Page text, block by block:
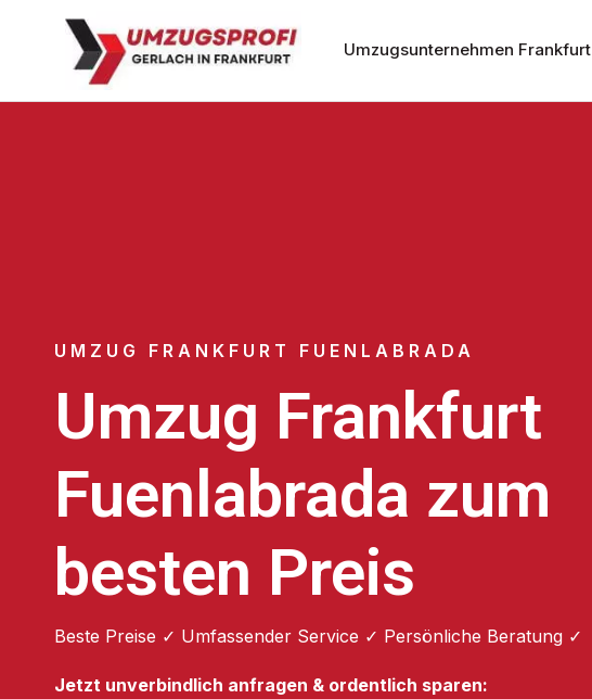
Umzugsunternehmen Frankfurt
UMZUG FRANKFURT FUENLABRADA
Umzug Frankfurt
Fuenlabrada zum
besten Preis
Beste Preise ✓ Umfassender Service ✓ Persönliche Beratung ✓
Jetzt unverbindlich anfragen & ordentlich sparen: